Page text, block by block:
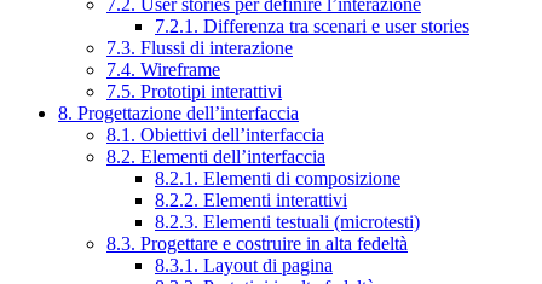
7.2. User stories per definire l’interazione
7.2.1. Differenza tra scenari e user stories
7.3. Flussi di interazione
7.4. Wireframe
7.5. Prototipi interattivi
8. Progettazione dell’interfaccia
8.1. Obiettivi dell’interfaccia
8.2. Elementi dell’interfaccia
8.2.1. Elementi di composizione
8.2.2. Elementi interattivi
8.2.3. Elementi testuali (microtesti)
8.3. Progettare e costruire in alta fedeltà
8.3.1. Layout di pagina